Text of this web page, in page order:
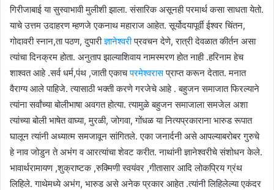
गिरीजाबाई या सुस्वाभावी मुलीशी झाला. संसारिक असूनही परमार्थ कसा साधता येतो.
याचे उत्तम उदाहरण म्हणजे एकनाथ महाराज आहेत. सूर्योदयापूर्वी ईश्वर चिंतन,
गोदावरी स्नान,ता पठण, दुपारीज्ञानेश्वरीप्रवचन देणे, रात्री देवळात कीर्तन असा
त्यांचा दिनक्रम होता. अनुताप झाल्याशिवाय नामस्मरण होत नाही .हरिनाम हेच
शाश्वत आहे .सर्व धर्म,पंथ ,जाती एकाचपरमेश्वरासप्राप्त करून देतात. मनात
वैराग्य आले पाहिजे. त्यासाठी भक्ती करणे गरजेचे आहे . बहुजन समाजात फिरल्याने
त्यांना सर्वांच्या बोलीभाषा अवगत होत्या. त्यामुळे बहुजन समाजाला समजेल अशा
त्यांच्या बोली भाषेत वाघ्या, मुरळी, जोगवा, गोंधळ या नित्यप्रकाराना भारुड रूपात
घालून त्यांनी अध्यात्म समजावून सांगितले. एका जनार्दनी असे आपल्याबरोबर गुरुचे
हे नाव जोडुन ते अभंग व आरत्यांचा शेवट करीत. नाथांनी ज्ञानेश्वरीचे संशोधन केले.
भावार्थरामायण ,शुक्राष्टक ,रुक्मिणी स्वयंवर ,गीतासार आदि लोकप्रिय ग्रंथ
लिहिले. गाथेमध्ये अभंग, भारुड असे अनेक प्रकार आहेत .त्यांनी लिहिलेल्या एकंदर